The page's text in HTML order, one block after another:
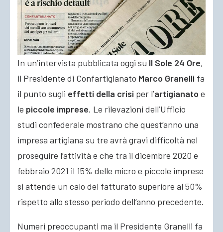
In un’intervista pubblicata oggi su Il Sole 24 Ore,
il Presidente di Confartigianato Marco Granelli fa
il punto sugli effetti della crisi per l’artigianato e
le piccole imprese. Le rilevazioni dell’Ufficio
studi confederale mostrano che quest’anno una
impresa artigiana su tre avrà gravi difficoltà nel
proseguire l’attività e che tra il dicembre 2020 e
febbraio 2021 il 15% delle micro e piccole imprese
si attende un calo del fatturato superiore al 50%
rispetto allo stesso periodo dell’anno precedente.
Numeri preoccupanti ma il Presidente Granelli fa